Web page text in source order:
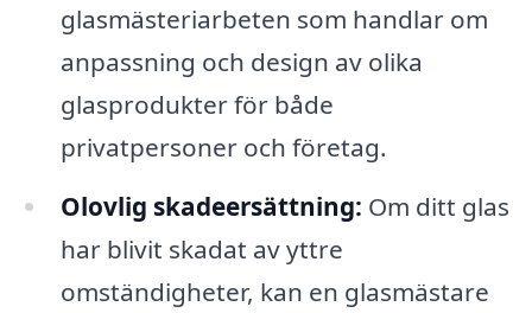
glasmästeriarbeten som handlar om
anpassning och design av olika
glasprodukter för både
privatpersoner och företag.
Olovlig skadeersättning: Om ditt glas
har blivit skadat av yttre
omständigheter, kan en glasmästare